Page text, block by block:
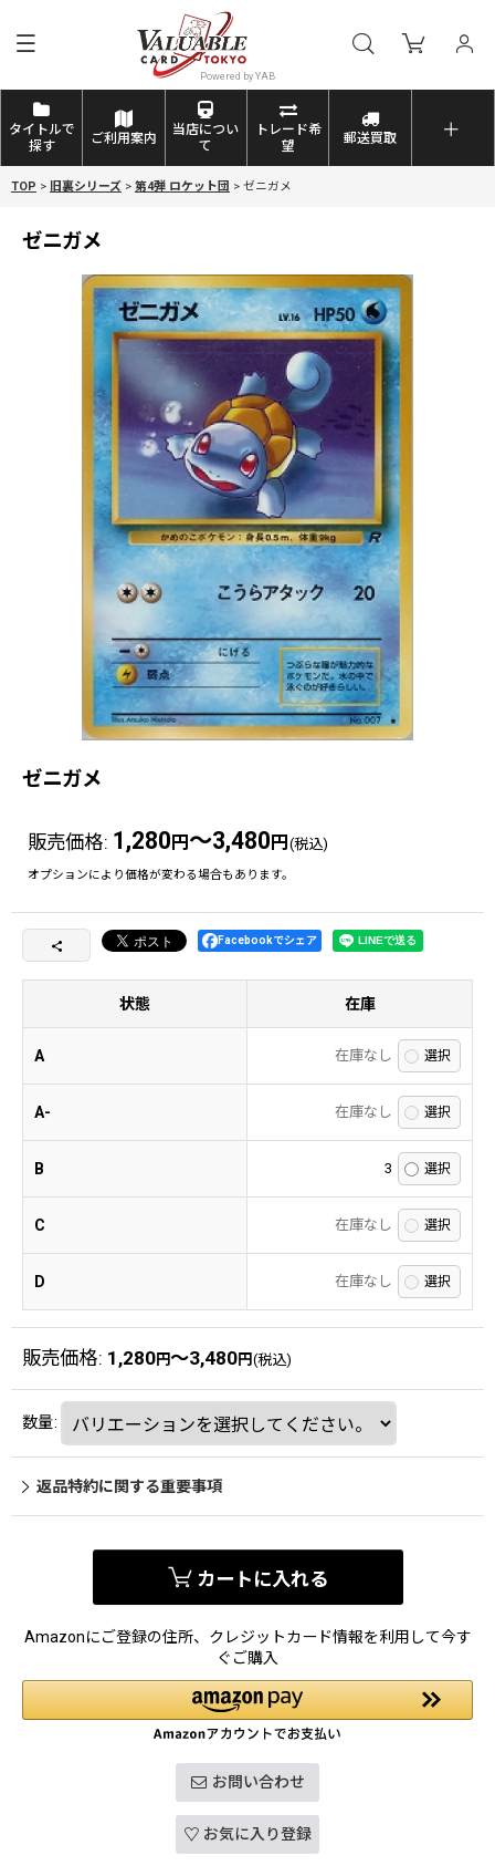
タイトルで
探す
ご利用案内
当店につい
て
トレード希
望
郵送買取
TOP > 旧裏シリーズ > 第4弾 ロケット団 > ゼニガメ
ゼニガメ
ゼニガメ
販売価格: 1,280 円 ～3,480 円 (税込)
オプションにより価格が変わる場合もあります。
Facebookでシェア
状態 在庫
A 在庫なし
A- 在庫なし
B 3
C 在庫なし
D 在庫なし
販売価格: 1,280円～3,480円 (税込)
数量:
返品特約に関する重要事項
カートに入れる
Amazonにご登録の住所、クレジットカード情報を利用して今す
ぐご購入
お問い合わせ
お気に入り登録